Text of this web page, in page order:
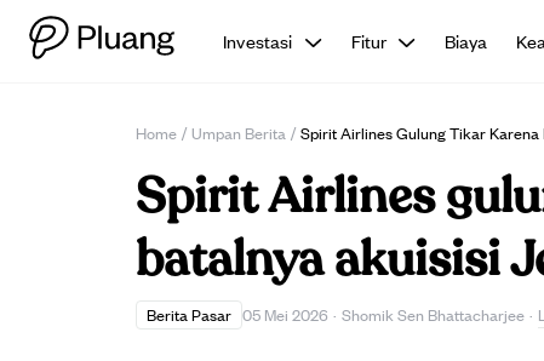
Investasi Fitur Biaya
Home / Umpan Berita / Spirit Airlines Gulung Tikar
Spirit Airlines
batalnya akuisisi
Berita Pasar 05 Mei 2026 · Shomik Sen Bhattacharjee ·